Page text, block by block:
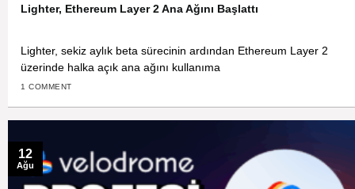
Lighter, Ethereum Layer 2 Ana Ağını Başlattı
Lighter, sekiz aylık beta sürecinin ardından Ethereum Layer 2
üzerinde halka açık ana ağını kullanıma
1 COMMENT
12
Ağu